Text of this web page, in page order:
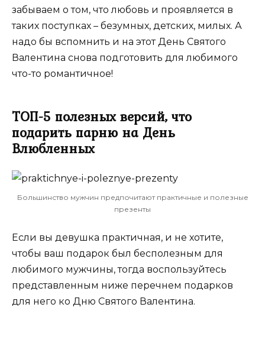
забываем о том, что любовь и проявляется в
таких поступках – безумных, детских, милых. А
надо бы вспомнить и на этот День Святого
Валентина снова подготовить для любимого
что-то романтичное!
ТОП-5 полезных версий, что
подарить парню на День
Влюбленных
Большинство мужчин предпочитают практичные и полезные
презенты
Если вы девушка практичная, и не хотите,
чтобы ваш подарок был бесполезным для
любимого мужчины, тогда воспользуйтесь
представленным ниже перечнем подарков
для него ко Дню Святого Валентина.